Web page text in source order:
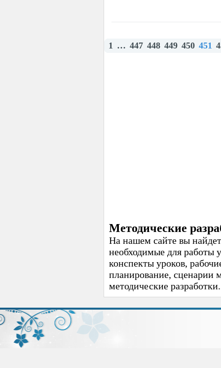
1 … 447 448 449 450 451
Методические
На нашем сайте вы
необходимые для работы
конспекты уроков,
планирование, сценарии
методические разработки.